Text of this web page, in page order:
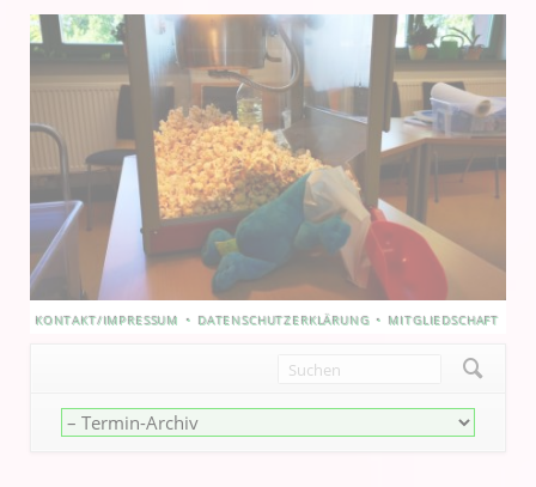
NAVIGATION
KONTAKT/IMPRESSUM DATENSCHUTZERKLÄRUNG MITGLIEDSCHAFT
Navigation